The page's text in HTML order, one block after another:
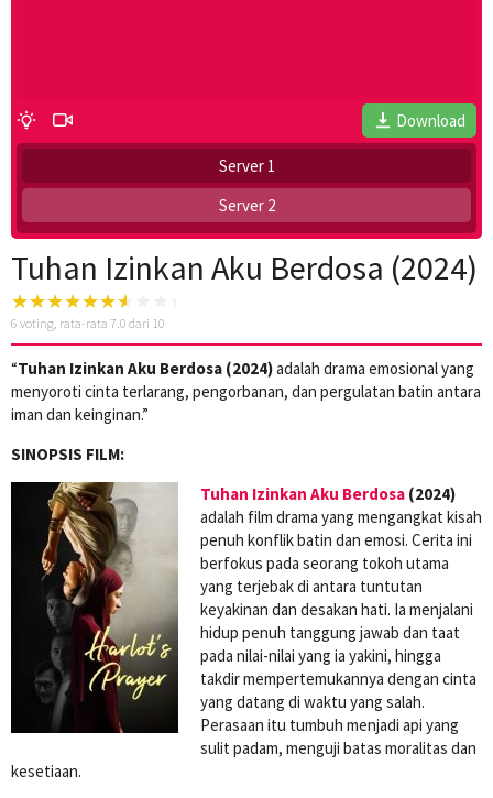
Download
Server 1
Server 2
Tuhan Izinkan Aku Berdosa (2024)
6 voting, rata-rata 7.0 dari 10
“Tuhan Izinkan Aku Berdosa (2024)adalah drama emosional yang
menyoroti cinta terlarang, pengorbanan, dan pergulatan batin antara
iman dan keinginan.”
SINOPSIS FILM:
Tuhan Izinkan Aku Berdosa (2024)
adalah film drama yang mengangkat kisah
penuh konflik batin dan emosi. Cerita ini
berfokus pada seorang tokoh utama
yang terjebak di antara tuntutan
keyakinan dan desakan hati. Ia menjalani
hidup penuh tanggung jawab dan taat
pada nilai-nilai yang ia yakini, hingga
takdir mempertemukannya dengan cinta
yang datang di waktu yang salah.
Perasaan itu tumbuh menjadi api yang
sulit padam, menguji batas moralitas dan
kesetiaan.